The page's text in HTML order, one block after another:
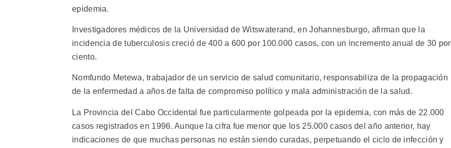
epidemia.
Investigadores médicos de la Universidad de Witswaterand, en Johannesburgo, afirman que la
incidencia de tuberculosis creció de 400 a 600 por 100.000 casos, con un incremento anual de 30 por
ciento.
Nomfundo Metewa, trabajador de un servicio de salud comunitario, responsabiliza de la propagación
de la enfermedad a años de falta de compromiso político y mala administración de la salud.
La Provincia del Cabo Occidental fue particularmente golpeada por la epidemia, con más de 22.000
casos registrados en 1996. Aunque la cifra fue menor que los 25.000 casos del año anterior, hay
indicaciones de que muchas personas no están siendo curadas, perpetuando el ciclo de infección y